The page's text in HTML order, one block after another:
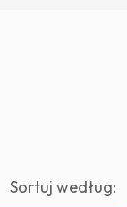
Sortuj według: